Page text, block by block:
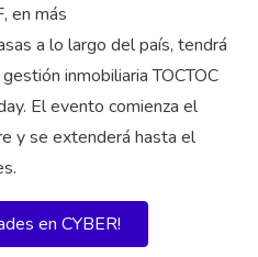
en más
a lo largo del país, tendrá
inmobiliaria TOCTOC
El evento comienza el
y se extenderá hasta el
en CYBER!